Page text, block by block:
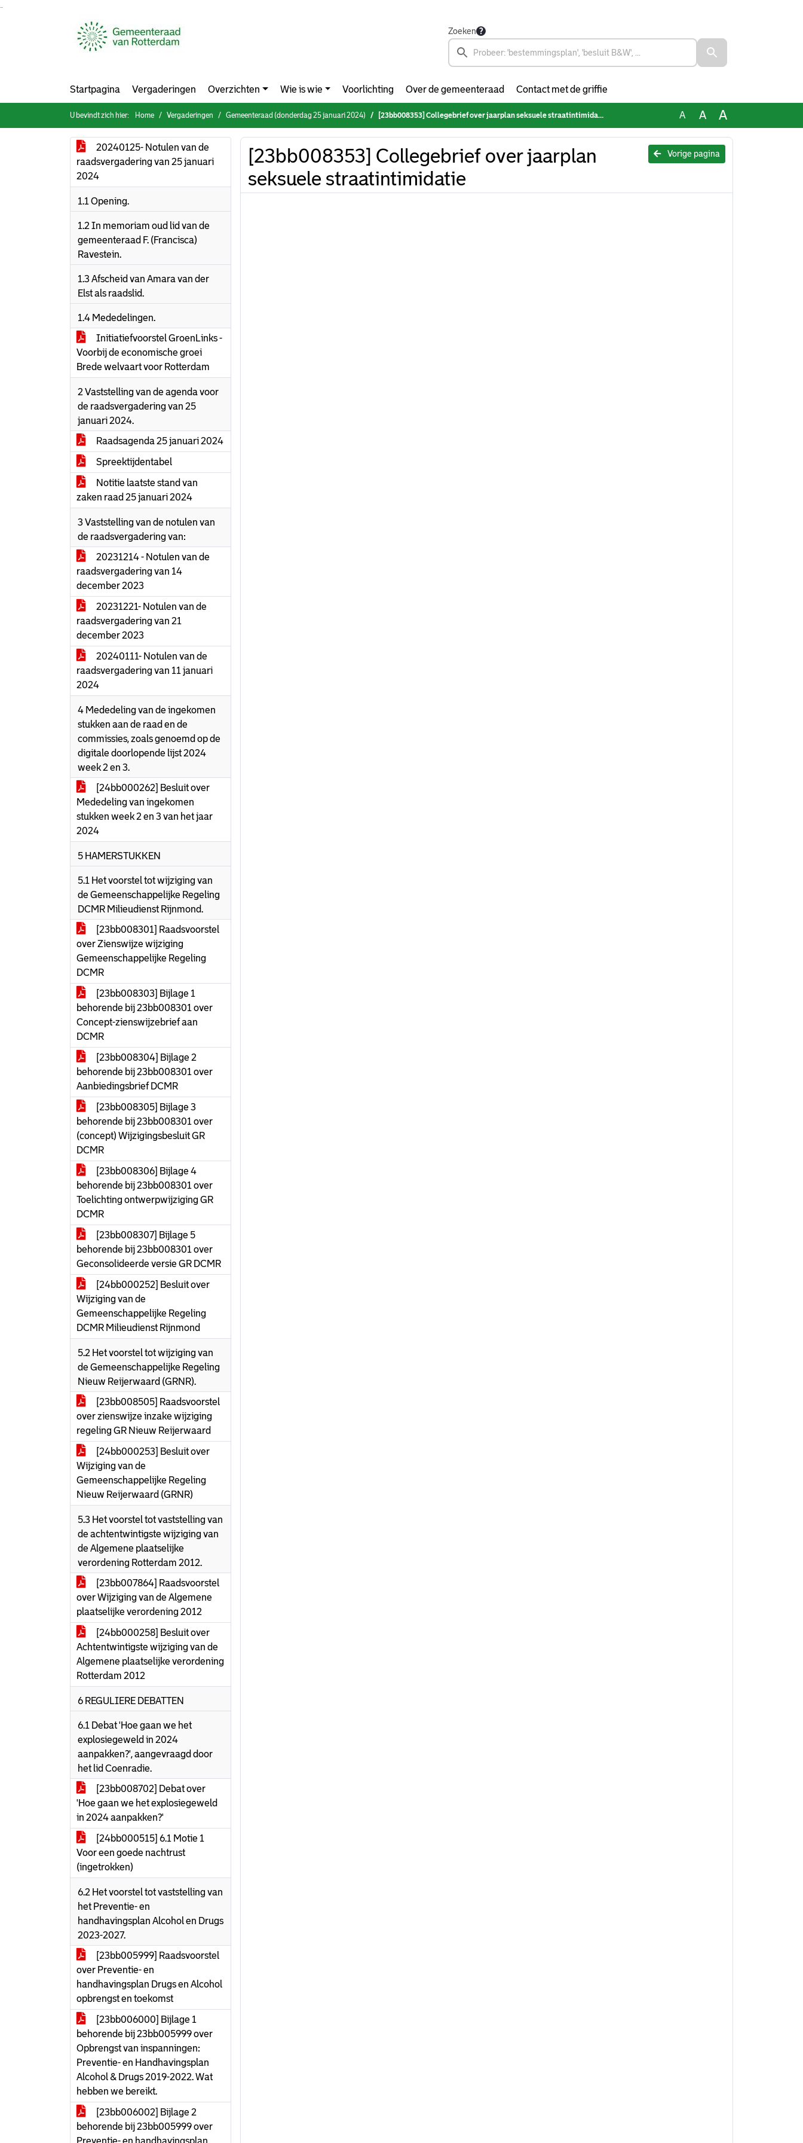
Zoeken
Startpagina Vergaderingen Overzichten Wie is wie Voorlichting Over de gemeenteraad Contact met de griffie
U bevindt zich hier: Home Vergaderingen Gemeenteraad (donderdag 25 januari 2024) [23bb008353] Collegebrief over jaarplan seksuele straatintimidatie A A A
20240125- Notulen van de
raadsvergadering van 25 januari
2024
1.1 Opening.
1.2 In memoriam oud lid van de
gemeenteraad F. (Francisca)
Ravestein.
1.3 Afscheid van Amara van der
Elst als raadslid.
1.4 Mededelingen.
Initiatiefvoorstel GroenLinks -
Voorbij de economische groei
Brede welvaart voor Rotterdam
2 Vaststelling van de agenda voor
de raadsvergadering van 25
januari 2024.
Raadsagenda 25 januari 2024
Spreektijdentabel
Notitie laatste stand van
zaken raad 25 januari 2024
3 Vaststelling van de notulen van
de raadsvergadering van:
20231214 - Notulen van de
raadsvergadering van 14
december 2023
20231221- Notulen van de
raadsvergadering van 21
december 2023
20240111- Notulen van de
raadsvergadering van 11 januari
2024
4 Mededeling van de ingekomen
stukken aan de raad en de
commissies, zoals genoemd op de
digitale doorlopende lijst 2024
week 2 en 3.
[24bb000262] Besluit over
Mededeling van ingekomen
stukken week 2 en 3 van het jaar
2024
5 HAMERSTUKKEN
5.1 Het voorstel tot wijziging van
de Gemeenschappelijke Regeling
DCMR Milieudienst Rijnmond.
[23bb008301] Raadsvoorstel
over Zienswijze wijziging
Gemeenschappelijke Regeling
DCMR
[23bb008303] Bijlage 1
behorende bij 23bb008301 over
Concept-zienswijzebrief aan
DCMR
[23bb008304] Bijlage 2
behorende bij 23bb008301 over
Aanbiedingsbrief DCMR
[23bb008305] Bijlage 3
behorende bij 23bb008301 over
(concept) Wijzigingsbesluit GR
DCMR
[23bb008306] Bijlage 4
behorende bij 23bb008301 over
Toelichting ontwerpwijziging GR
DCMR
[23bb008307] Bijlage 5
behorende bij 23bb008301 over
Geconsolideerde versie GR DCMR
[24bb000252] Besluit over
Wijziging van de
Gemeenschappelijke Regeling
DCMR Milieudienst Rijnmond
5.2 Het voorstel tot wijziging van
de Gemeenschappelijke Regeling
Nieuw Reijerwaard (GRNR).
[23bb008505] Raadsvoorstel
over zienswijze inzake wijziging
regeling GR Nieuw Reijerwaard
[24bb000253] Besluit over
Wijziging van de
Gemeenschappelijke Regeling
Nieuw Reijerwaard (GRNR)
5.3 Het voorstel tot vaststelling van
de achtentwintigste wijziging van
de Algemene plaatselijke
verordening Rotterdam 2012.
[23bb007864] Raadsvoorstel
over Wijziging van de Algemene
plaatselijke verordening 2012
[24bb000258] Besluit over
Achtentwintigste wijziging van de
Algemene plaatselijke verordening
Rotterdam 2012
6 REGULIERE DEBATTEN
6.1 Debat 'Hoe gaan we het
explosiegeweld in 2024
aanpakken?', aangevraagd door
het lid Coenradie.
[23bb008702] Debat over
'Hoe gaan we het explosiegeweld
in 2024 aanpakken?'
[24bb000515] 6.1 Motie 1
Voor een goede nachtrust
(ingetrokken)
6.2 Het voorstel tot vaststelling van
het Preventie- en
handhavingsplan Alcohol en Drugs
2023-2027.
[23bb005999] Raadsvoorstel
over Preventie- en
handhavingsplan Drugs en Alcohol
opbrengst en toekomst
[23bb006000] Bijlage 1
behorende bij 23bb005999 over
Opbrengst van inspanningen:
Preventie- en Handhavingsplan
Alcohol & Drugs 2019-2022. Wat
hebben we bereikt.
[23bb006002] Bijlage 2
behorende bij 23bb005999 over
Preventie- en handhavingsplan
Vorige pagina
[23bb008353] Collegebrief over jaarplan
seksuele straatintimidatie